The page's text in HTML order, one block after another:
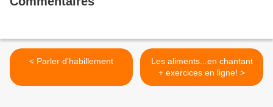
< Parler d'habillement
Les aliments...en chantant
+ exercices en ligne! >